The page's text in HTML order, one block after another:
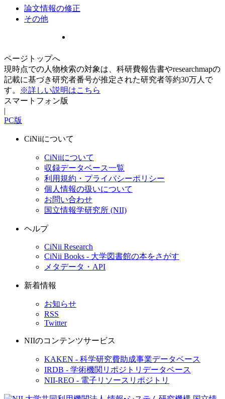
論文情報の修正
その他
ページトップへ
現時点での人物検索の対象は、科研費報告書やresearchmapの
記載に基づき研究者番号が推定された研究者等約30万人で
す。
※詳しい説明はこちら
スマートフォン版
|
PC版
CiNiiについて
CiNiiについて
収録データベース一覧
利用規約・プライバシーポリシー
個人情報の扱いについて
お問い合わせ
国立情報学研究所 (NII)
ヘルプ
CiNii Research
CiNii Books - 大学図書館の本をさがす
メタデータ・API
新着情報
お知らせ
RSS
Twitter
NIIのコンテンツサービス
KAKEN - 科学研究費助成事業データベース
IRDB - 学術機関リポジトリデータベース
NII-REO - 電子リソースリポジトリ